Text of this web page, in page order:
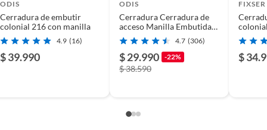
está diseñado con un pestillo giratorio de 90
desde el otro lado. Esta cerradura de puerta
en el cuarto de baño, dormitorio, oficina, garaje,
con aleación de zinc de alta calidad, que es
ODIS
Cerradura de embutir
colonial 216 con manilla
4.9 (16)
$ 39.990
ODIS
Cerradura Cerradura de
acceso Manilla Embutida
Negro
4.7 (306)
$ 29.990 -22%
$ 38.590
FIXSER
colonial
$